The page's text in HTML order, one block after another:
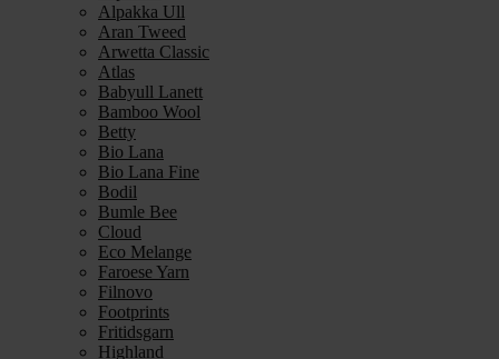
Alpakka Ull
Aran Tweed
Arwetta Classic
Atlas
Babyull Lanett
Bamboo Wool
Betty
Bio Lana
Bio Lana Fine
Bodil
Bumle Bee
Cloud
Eco Melange
Faroese Yarn
Filnovo
Footprints
Fritidsgarn
Highland